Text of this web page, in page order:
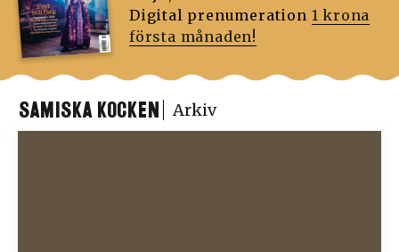
Digital prenumeration 1 krona
första månaden!
SAMISKA KOCKEN Arkiv